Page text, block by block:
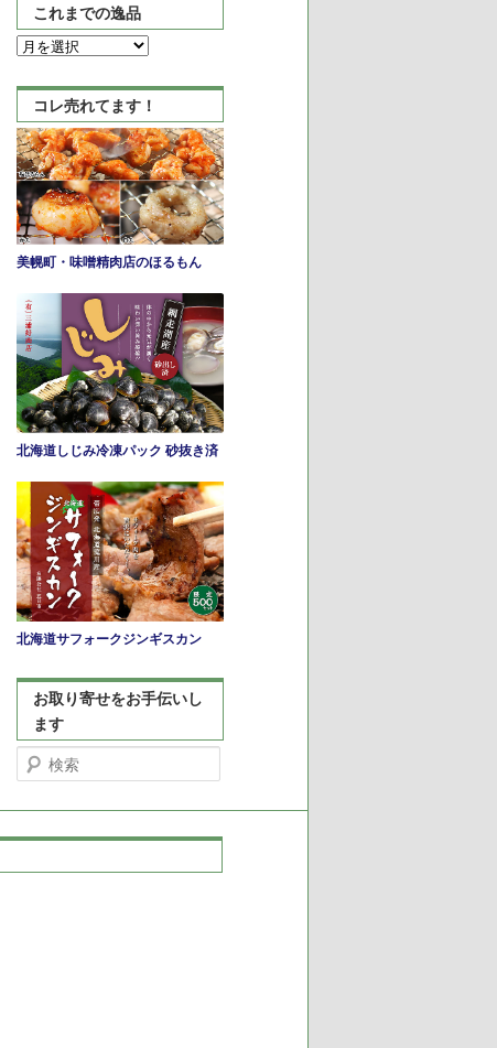
これまでの逸品
こ
ま
の
逸
品
コレ売れてます！
美幌町・味噌精肉店のほるもん
北海道しじみ冷凍パック 砂抜き済
北海道サフォークジンギスカン
お取り寄せをお手伝いし
ます
検
索